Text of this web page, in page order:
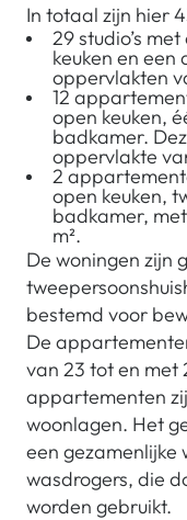
In totaal zijn hier
29 studio’s
keuken en
oppervlakten
12
open keuken,
badkamer.
oppervlakte
2
open keuken,
badkamer,
m².
De woningen zijn
bestemd voor
De
van 23 tot en met
appartementen
woonlagen. Het
een gezamenlijke
wasdrogers, die
worden gebruikt.